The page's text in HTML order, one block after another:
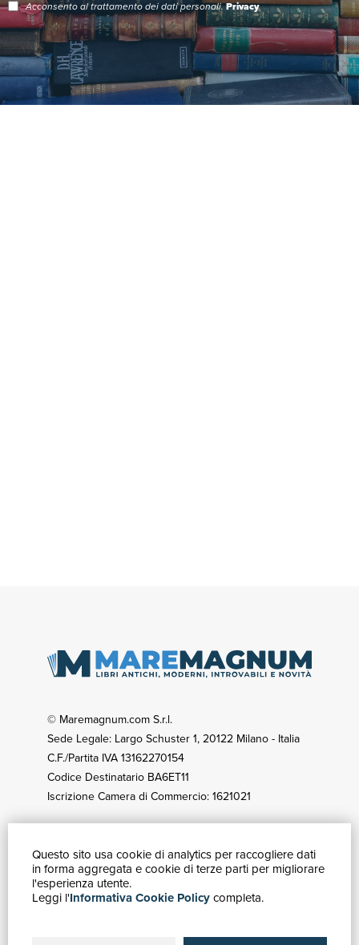
Questo sito usa cookie di analytics per raccogliere dati
in forma aggregata e cookie di terze parti per migliorare
l'esperienza utente.
Leggi l'Informativa Cookie Policycompleta.
Acconsento al trattamento dei dati personali.Privacy
© Maremagnum.com S.r.l.
Sede Legale: Largo Schuster 1, 20122 Milano - Italia
C.F./Partita IVA 13162270154
Codice Destinatario BA6ET11
Iscrizione Camera di Commercio: 1621021
GUIDA ACQUISTI
Catalogo
Ricerca avanzata
Spedizioni